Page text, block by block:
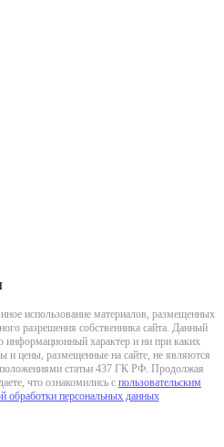
использование материалов, размещенных
разрешения собственника сайта. Данный
информационный характер и ни при каких
и цены, размещенные на сайте, не являются
статьи 437 ГК РФ. Продолжая
что ознакомились с пользовательским
обработки персональных данных